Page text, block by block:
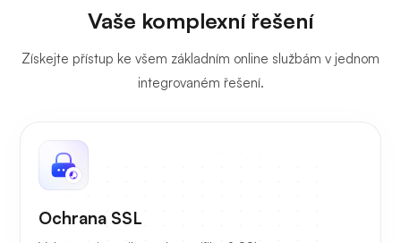
Vaše komplexní řešení
Získejte přístup ke všem základním online službám v jednom
integrovaném řešení.
Ochrana SSL